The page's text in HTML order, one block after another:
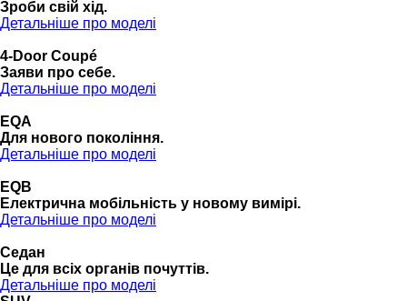
Зроби свій хід.
Детальніше про моделі
4-Door Coupé
Заяви про себе.
Детальніше про моделі
EQA
Для нового покоління.
Детальніше про моделі
EQB
Електрична мобільність у новому вимірі.
Детальніше про моделі
Седан
Це для всіх органів почуттів.
Детальніше про моделі